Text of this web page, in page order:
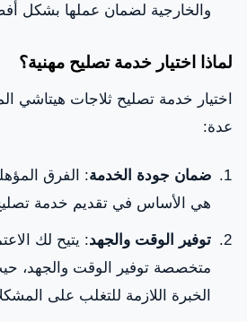
والخارجية لضمان عملها بشكل
لماذا اختيار خدمة تصليح مهنية؟
اختيار خدمة تصليح ثلاجات هيتاشي
عدة:
ضمان جودة الخدمة: الفرق
هي الأساس في تقديم خدمة
توفير الوقت والجهد: يتيح لك
متخصصة توفير الوقت والجهد،
الخبرة اللازمة للتغلب على